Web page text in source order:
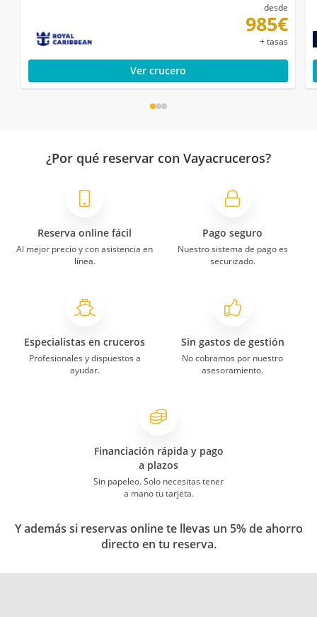
desde
985€
+ tasas
Ver crucero
¿Por qué reservar con Vayacruceros?
Reserva online fácil
Al mejor precio y con asistencia en
línea.
Pago seguro
Nuestro sistema de pago es
securizado.
Especialistas en cruceros
Profesionales y dispuestos a
ayudar.
Sin gastos de gestión
No cobramos por nuestro
asesoramiento.
Financiación rápida y pago
a plazos
Sin papeleo. Solo necesitas tener
a mano tu tarjeta.
Y además si reservas online te llevas un 5% de ahorro
directo en tu reserva.